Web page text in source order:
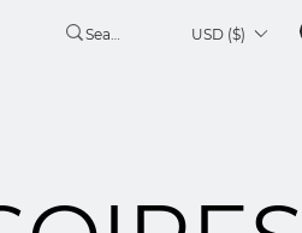
USD ($)